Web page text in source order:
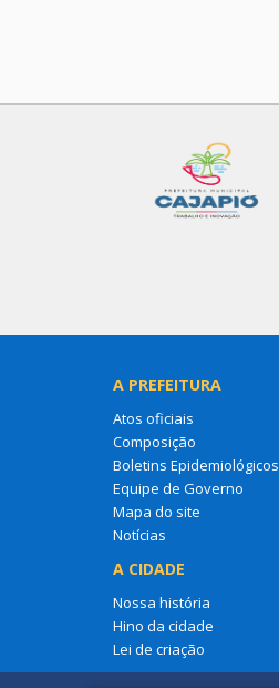
A PREFEITURA
Atos oficiais
Composição
Boletins Epidemiológicos
Equipe de Governo
Mapa do site
Notícias
A CIDADE
Nossa história
Hino da cidade
Lei de criação